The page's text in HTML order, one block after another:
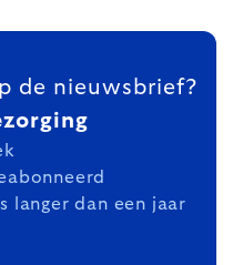
de nieuwsbrief?
langer dan een jaar